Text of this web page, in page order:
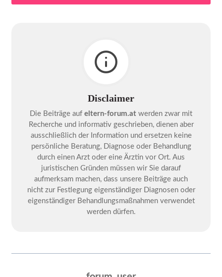
Disclaimer
Die Beiträge auf eltern-forum.at werden zwar mit
Recherche und informativ geschrieben, dienen aber
ausschließlich der Information und ersetzen keine
persönliche Beratung, Diagnose oder Behandlung
durch einen Arzt oder eine Ärztin vor Ort. Aus
juristischen Gründen müssen wir Sie darauf
aufmerksam machen, dass unsere Beiträge auch
nicht zur Festlegung eigenständiger Diagnosen oder
eigenständiger Behandlungsmaßnahmen verwendet
werden dürfen.